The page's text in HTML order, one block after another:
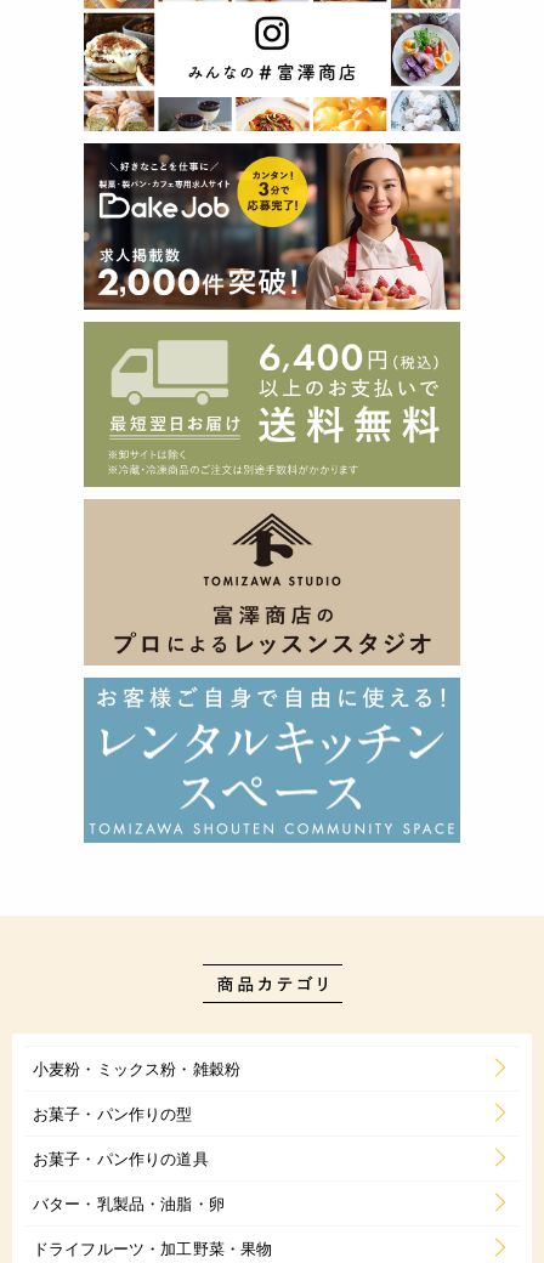
小麦粉・ミックス粉・雑穀粉
お菓子・パン作りの型
お菓子・パン作りの道具
バター・乳製品・油脂・卵
ドライフルーツ・加工野菜・果物